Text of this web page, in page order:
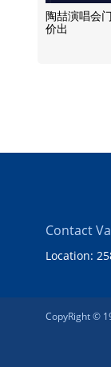
陶喆演唱会
价出
Contact
Location:
CopyRight ©